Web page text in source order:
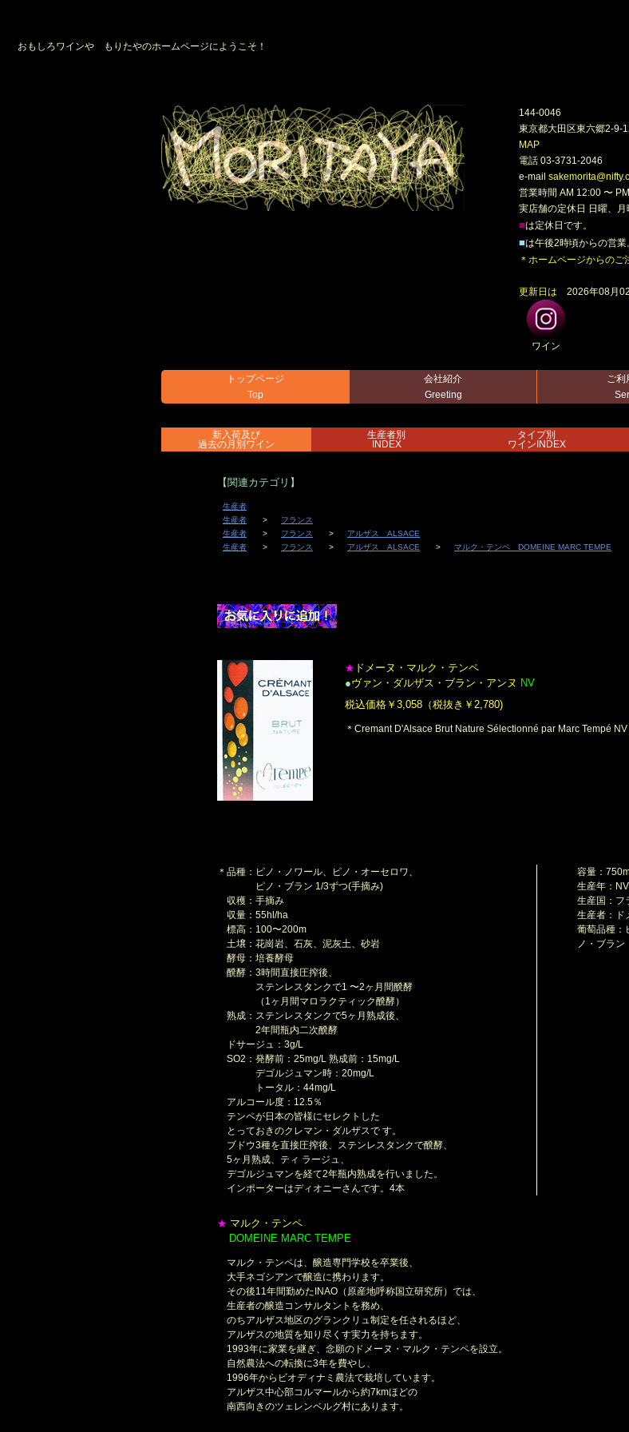
おもしろワインや もりたやのホームページにようこそ！
144-0046
東京都大田区東六郷2-9-
MAP
電話 03-3731-2046
e-mail
営業時間 AM 12:00 〜
実店舗の定休日 日曜、月
■は定休日です。
■は午後2時頃からの営業
＊ホームページからのご
更新日は 2026年08月
ワイン
トップページ
Top
会社紹介
Greeting
ご利
新入荷及び
過去の月別ワイン
生産者別
INDEX
タイプ別
ワインINDEX
【関連カテゴリ】
生産者
生産者
フランス
生産者
フランス
アルザス ALSACE
生産者
フランス アルザス ALSACE マルク・テンペ DOMEINE MARC TEMPE
★ ドメーヌ・マルク・テンペ
●ヴァン・ダルザス・ブラン・アンヌ NV
税込価格￥3,058（税抜き￥2,780)
＊Cremant D'Alsace Brut Nature Sélectionné par Marc Tempé
＊品種：ピノ・ノワール、ピノ・オーセロワ、
ピノ・ブラン 1/3ずつ(手摘み)
収穫：手摘み
収量：55hl/ha
標高：100〜200m
土壌：花崗岩、石灰、泥灰土、砂岩
酵母：培養酵母
醗酵：3時間直接圧搾後、
ステンレスタンクで1 〜2ヶ月間醗酵
（1ヶ月間マロラクティック醗酵）
熟成：ステンレスタンクで5ヶ月熟成後、
2年間瓶内二次醗酵
ドサージュ：3g/L
SO2：発酵前：25mg/L 熟成前：15mg/L
デゴルジュマン時：20mg/L
トータル：44mg/L
アルコール度：12.5％
テンペが日本の皆様にセレクトした
とっておきのクレマン・ダルザスで す。
ブドウ3種を直接圧搾後、ステンレスタンクで醗酵、
5ヶ月熟成、ティ ラージュ、
デゴルジュマンを経て2年瓶内熟成を行いました。
インポーターはディオニーさんです。4本
容量：
生産年：
生産国：フ
生産者：ド
葡萄品種：
ノ・ブラン
★ マルク・テンペ
DOMEINE MARC TEMPE
マルク・テンペは、醸造専門学校を卒業後、
大手ネゴシアンで醸造に携わります。
その後11年間勤めたINAO（原産地呼称国立研究所）では、
生産者の醸造コンサルタントを務め、
のちアルザス地区のグランクリュ制定を任されるほど、
アルザスの地質を知り尽くす実力を持ちます。
1993年に家業を継ぎ、念願のドメーヌ・マルク・テンペを設立。
自然農法への転換に3年を費やし、
1996年からビオディナミ農法で栽培しています。
アルザス中心部コルマールから約7kmほどの
南西向きのツェレンベルグ村にあります。